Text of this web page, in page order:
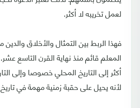
لعمل تخريبه لا أكثر.
فهذا الربط بين التمثال والأخلاق
المعلم قائم منذ نهاية القرن التاسع
أكثر إلى التاريخ المحلي خصوصا وإلى
لأنه يحيل على حقبة زمنية مهمة في تاريخ